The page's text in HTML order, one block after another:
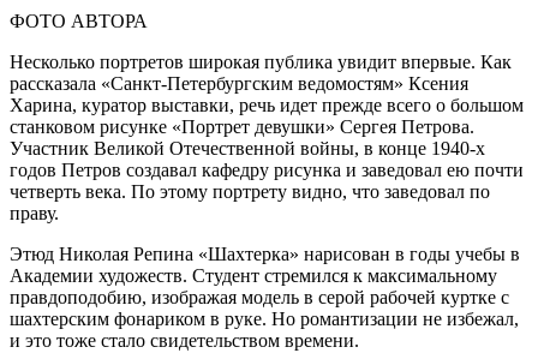
ФОТО АВТОРА
Несколько портретов широкая пуб­лика увидит впервые. Как
рассказала «Санкт-Петербургским ведомостям» Ксения
Харина, куратор выставки, речь идет прежде всего о большом
станковом рисунке «Портрет девушки» Сергея Петрова.
Участник Великой Отечественной войны, в конце 1940‑х
годов Петров создавал кафедру рисунка и заведовал ею почти
четверть века. По этому портрету видно, что заведовал по
праву.
Этюд Николая Репина «Шахтерка» нарисован в годы учебы в
Академии художеств. Студент стремился к максимальному
правдоподобию, изображая модель в серой рабочей куртке с
шахтерским фонариком в руке. Но романтизации не избежал,
и это тоже стало свидетельством времени.